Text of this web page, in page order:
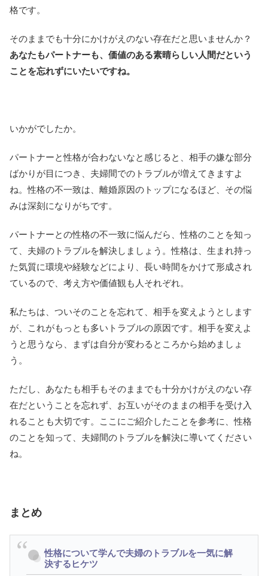
格です。
そのままでも十分にかけがえのない存在だと思いませんか？
あなたもパートナーも、価値のある素晴らしい人間だという
ことを忘れずにいたいですね。
いかがでしたか。
パートナーと性格が合わないなと感じると、相手の嫌な部分
ばかりが目につき、夫婦間でのトラブルが増えてきますよ
ね。性格の不一致は、離婚原因のトップになるほど、その悩
みは深刻になりがちです。
パートナーとの性格の不一致に悩んだら、性格のことを知っ
て、夫婦のトラブルを解決しましょう。性格は、生まれ持っ
た気質に環境や経験などにより、長い時間をかけて形成され
ているので、考え方や価値観も人それぞれ。
私たちは、ついそのことを忘れて、相手を変えようとします
が、これがもっとも多いトラブルの原因です。相手を変えよ
うと思うなら、まずは自分が変わるところから始めましょ
う。
ただし、あなたも相手もそのままでも十分かけがえのない存
在だということを忘れず、お互いがそのままの相手を受け入
れることも大切です。ここにご紹介したことを参考に、性格
のことを知って、夫婦間のトラブルを解決に導いてください
ね。
まとめ
性格について学んで夫婦のトラブルを一気に解
決するヒケツ